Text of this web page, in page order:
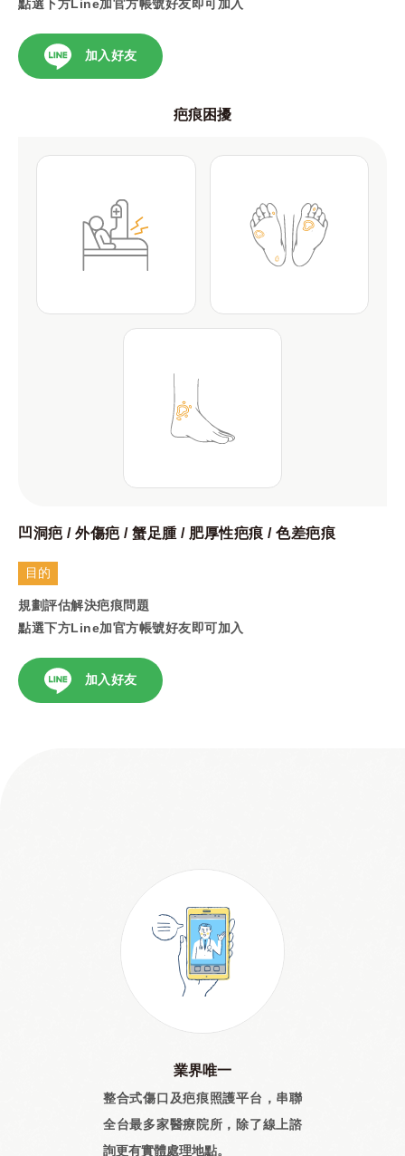
點選下方Line加官方帳號好友即可加入
加入好友
疤痕困擾
凹洞疤 / 外傷疤 / 蟹足腫 / 肥厚性疤痕 / 色差疤痕
目的
規劃評估解決疤痕問題
點選下方Line加官方帳號好友即可加入
加入好友
業界唯一
整合式傷口及疤痕照護平台，串聯
全台最多家醫療院所，除了線上諮
詢更有實體處理地點。